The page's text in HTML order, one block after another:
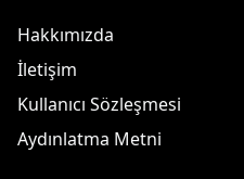
Hakkımızda
İletişim
Kullanıcı Sözleşmesi
Aydınlatma Metni